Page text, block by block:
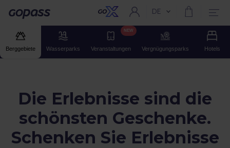
Gopass Aktuelle Sprache:
DE
Berggebiete Wasserparks Veranstaltungen
NEW
Vergnügungsparks Hotels
Die Erlebnisse sind die
schönsten Geschenke.
Schenken Sie Erlebnisse